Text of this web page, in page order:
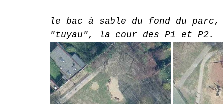
le bac à sable du fond du
"tuyau", la cour des P1 et P2.